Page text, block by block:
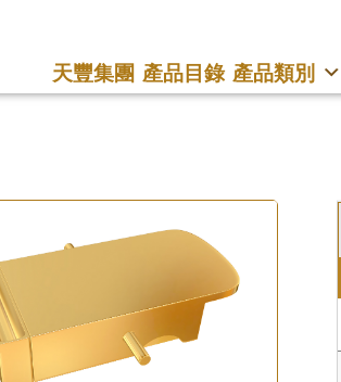
天豐集團 產品目錄 產品類別